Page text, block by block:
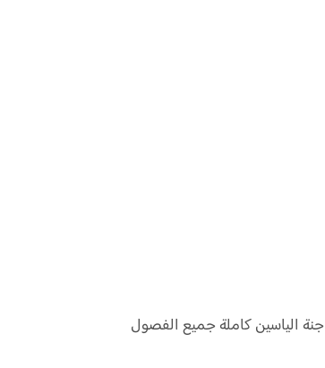
جنة الياسين كاملة جميع الفصول